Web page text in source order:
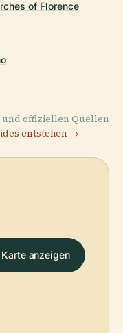
of Florence
und offiziellen Quellen
entstehen →
Karte anzeigen